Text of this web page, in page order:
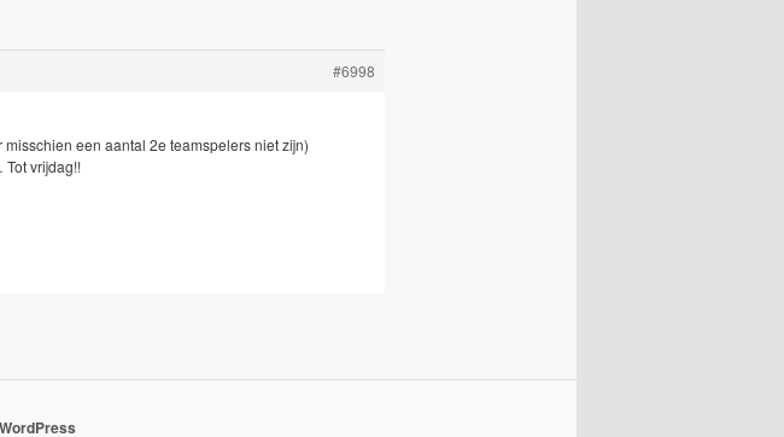
#6998
een aantal 2e teamspelers niet zijn)
vrijdag!!